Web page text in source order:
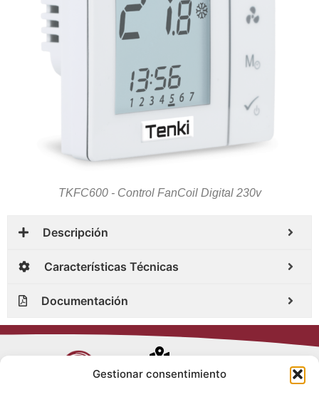
Gestionar consentimiento
TKFC600 - Control FanCoil Digital 230v
Descripción
Características Técnicas
Documentación
Avenida de